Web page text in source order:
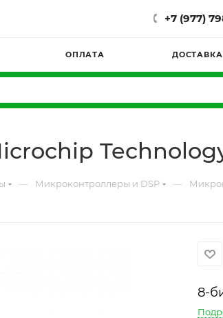
+7 (977)
ОПЛАТА ДОСТАВКА
— Микроконтроллеры и DSP —
8-